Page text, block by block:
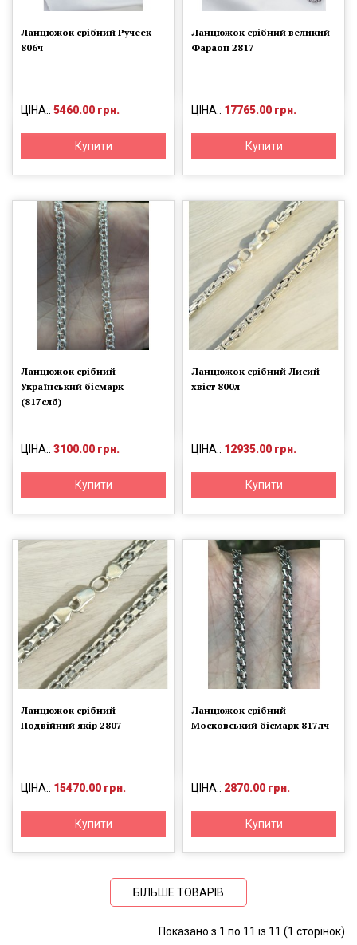
Ланцюжок срібний Ручеек
806ч
ЦІНА:: 5460.00 грн.
Купити
Ланцюжок срібний великий
Фараон 2817
ЦІНА:: 17765.00 грн.
Купити
Ланцюжок срібний
Український бісмарк
(817слб)
ЦІНА:: 3100.00 грн.
Купити
Ланцюжок срібний Лисий
хвіст 800л
ЦІНА:: 12935.00 грн.
Купити
Ланцюжок срібний
Подвійний якір 2807
ЦІНА:: 15470.00 грн.
Купити
Ланцюжок срібний
Московський бісмарк 817лч
ЦІНА:: 2870.00 грн.
Купити
БІЛЬШЕ ТОВАРІВ
Показано з 1 по 11 із 11 (1 сторінок)